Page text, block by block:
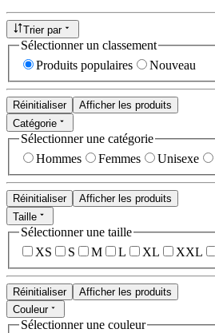
Trier par
Sélectionner un classement
Produits populaires
Nouveau
Réinitialiser
Afficher les produits
Catégorie
Sélectionner une catégorie
Hommes
Femmes Unisexe
Réinitialiser
Afficher les produits
Taille
Sélectionner une taille
XS
S M L XL XXL
Réinitialiser
Afficher les produits
Couleur
Sélectionner une couleur